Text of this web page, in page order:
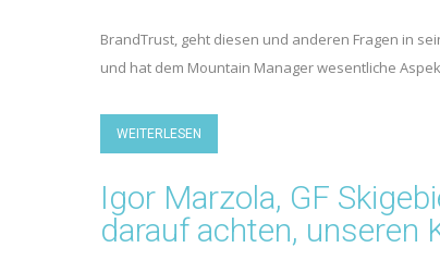
BrandTrust, geht diesen und anderen Fragen in
und hat dem Mountain Manager wesentliche
WEITERLESEN
Igor Marzola, GF
darauf achten, unseren